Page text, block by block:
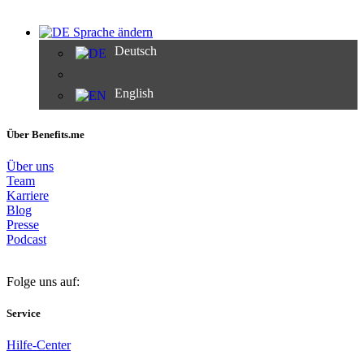
Sprache ändern
Deutsch
English
Über Benefits.me
Über uns
Team
Karriere
Blog
Presse
Podcast
Folge uns auf:
Service
Hilfe-Center